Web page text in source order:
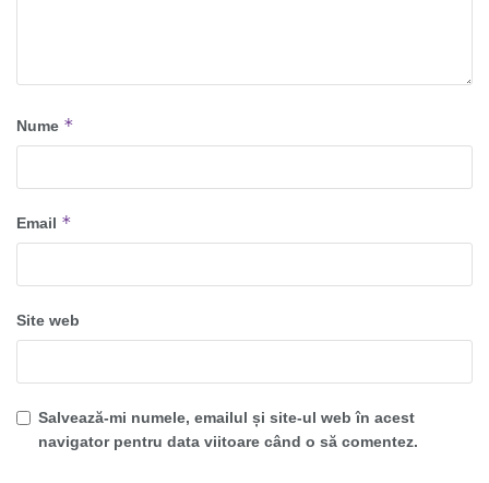
Nume *
Email *
Site web
Salvează-mi numele, emailul și site-ul web în acest
navigator pentru data viitoare când o să comentez.